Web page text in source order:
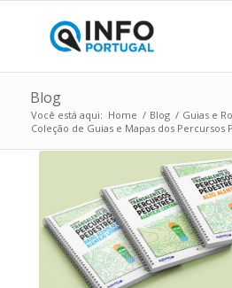
Blog
Você está aqui: Home / Blog / Guias e
Coleção de Guias e Mapas dos Percursos